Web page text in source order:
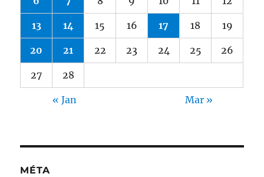
13 14 15 16 17 18 19
20 21 22 23 24 25 26
27 28
« Jan Mar »
MÉTA